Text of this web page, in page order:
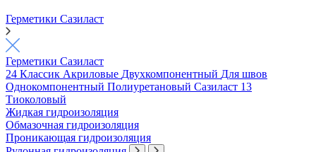
Герметики Сазиласт
Герметики Сазиласт
24 Классик Акриловые Двухкомпонентный Для швов
Однокомпонентный Полиуретановый Сазиласт 13
Тиоколовый
Жидкая гидроизоляция
Обмазочная гидроизоляция
Проникающая гидроизоляция